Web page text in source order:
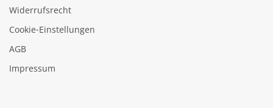
Widerrufsrecht
Cookie‑Einstellungen
AGB
Impressum